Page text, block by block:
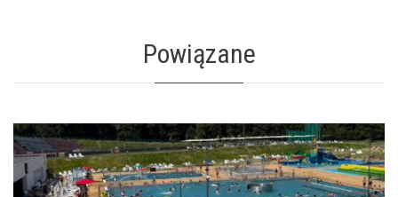
Powiązane